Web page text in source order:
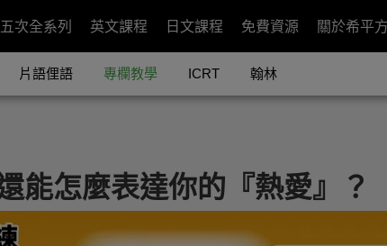
次全系列 英文課程 日文課程 免費資源 關於希平方
片語俚語 專欄教學 ICRT 翰林
能怎麼表達你的『熱愛』？